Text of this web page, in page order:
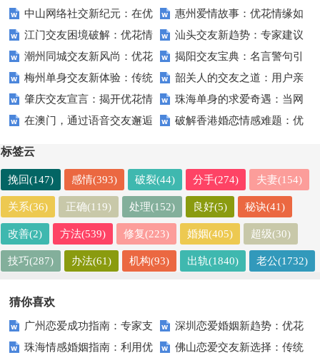
情缘用户的真实心声
何揭开我爱情的那扇门？
中山网络社交新纪元：在优
花情缘开启你的“缘”分旅程
惠州爱情故事：优花情缘如
何帮我找到理想伴侣
江门交友困境破解：优花情
缘APP带来全新社交体验
汕头交友新趋势：专家建议
如何选择合适的交友软件
潮州同城交友新风尚：优花
情缘点燃城市恋爱热潮
揭阳交友宝典：名言警句引
领你的交友之路
梅州单身交友新体验：传统
与现代的完美结合
韶关人的交友之道：用户亲
述优花情缘的真实体验
肇庆交友宣言：揭开优花情
缘助你觅友的神秘面纱
珠海单身的求爱奇遇：当网
易交友遇上优花情缘
在澳门，通过语音交友邂逅
破解香港婚恋情感难题：优
标签云
挽回(147) 感情(393) 破裂(44) 分手(274) 夫妻(154)
关系(36) 正确(119) 处理(152) 良好(5) 秘诀(41)
改善(2) 方法(539) 修复(223) 婚姻(405) 超级(30)
技巧(287) 办法(61) 机构(93) 出轨(1840) 老公(1732)
猜你喜欢
广州恋爱成功指南：专家支
招让你在优花情缘中找到真爱
深圳恋爱婚姻新趋势：优花
情缘助力单身青年追寻幸福
珠海情感婚姻指南：利用优 佛山恋爱交友新选择：传统